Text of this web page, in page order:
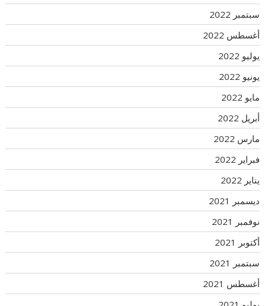
سبتمبر 2022
أغسطس 2022
يوليو 2022
يونيو 2022
مايو 2022
أبريل 2022
مارس 2022
فبراير 2022
يناير 2022
ديسمبر 2021
نوفمبر 2021
أكتوبر 2021
سبتمبر 2021
أغسطس 2021